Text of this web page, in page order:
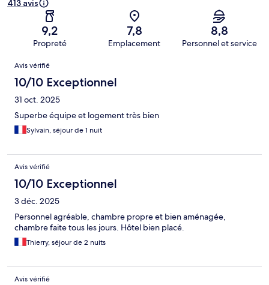
413 avis
9,2
Propreté
7,8
Emplacement
8,8
Personnel et service
Avis
Avis vérifié
10/10 Exceptionnel
31 oct. 2025
Superbe équipe et logement très bien
Sylvain, séjour de 1 nuit
Avis vérifié
10/10 Exceptionnel
3 déc. 2025
Personnel agréable, chambre propre et bien aménagée,
chambre faite tous les jours. Hôtel bien placé.
Thierry, séjour de 2 nuits
Avis vérifié